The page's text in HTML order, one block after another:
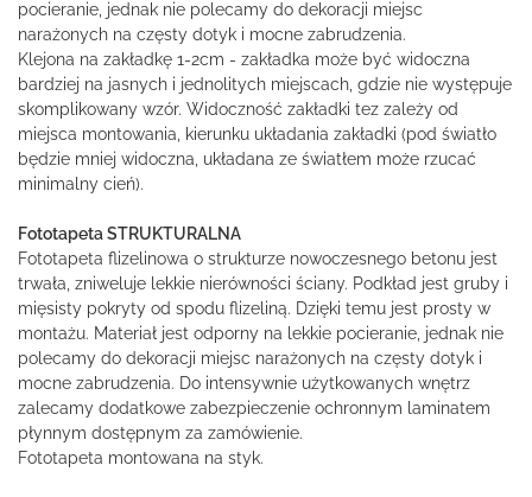
pocieranie, jednak nie polecamy do dekoracji miejsc
narażonych na częsty dotyk i mocne zabrudzenia.
Klejona na zakładkę 1-2cm - zakładka może być widoczna
bardziej na jasnych i jednolitych miejscach, gdzie nie występuje
skomplikowany wzór. Widoczność zakładki tez zależy od
miejsca montowania, kierunku układania zakładki (pod światło
będzie mniej widoczna, układana ze światłem może rzucać
minimalny cień).
Fototapeta STRUKTURALNA
Fototapeta flizelinowa o strukturze nowoczesnego betonu jest
trwała, zniweluje lekkie nierówności ściany. Podkład jest gruby i
mięsisty pokryty od spodu flizeliną. Dzięki temu jest prosty w
montażu. Materiał jest odporny na lekkie pocieranie, jednak nie
polecamy do dekoracji miejsc narażonych na częsty dotyk i
mocne zabrudzenia. Do intensywnie użytkowanych wnętrz
zalecamy dodatkowe zabezpieczenie ochronnym laminatem
płynnym dostępnym za zamówienie.
Fototapeta montowana na styk.